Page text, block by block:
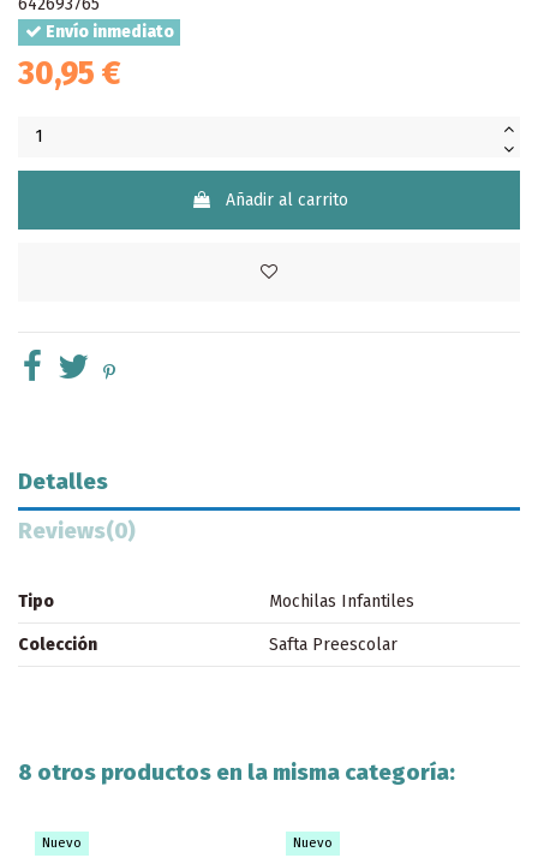
Envío inmediato
30,95 €
Añadir al carrito
Detalles
Reviews(0)
Tipo Mochilas Infantiles
Colección Safta Preescolar
8 otros productos en la misma categoría:
Nuevo Nuevo